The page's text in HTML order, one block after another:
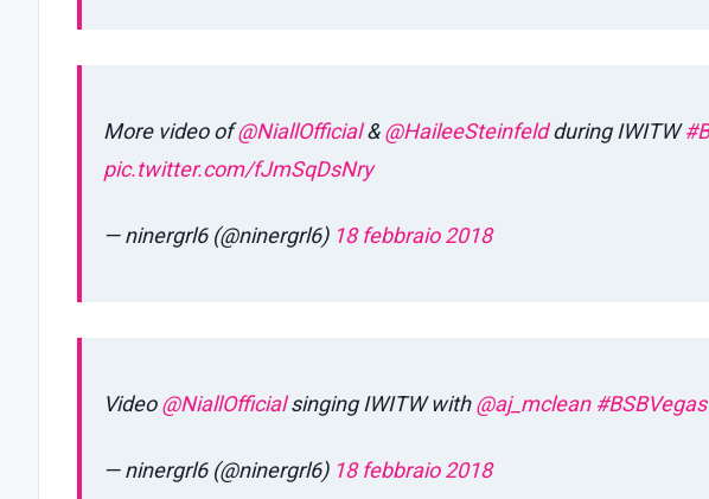
More video of@NiallOfficial&@HaileeSteinfeldduring IWITW
pic.twitter.com/fJmSqDsNry
— ninergrl6 (@ninergrl6) 18 febbraio 2018
Video@NiallOfficialsinging IWITW with@aj_mclean #BSBVegas
— ninergrl6 (@ninergrl6) 18 febbraio 2018